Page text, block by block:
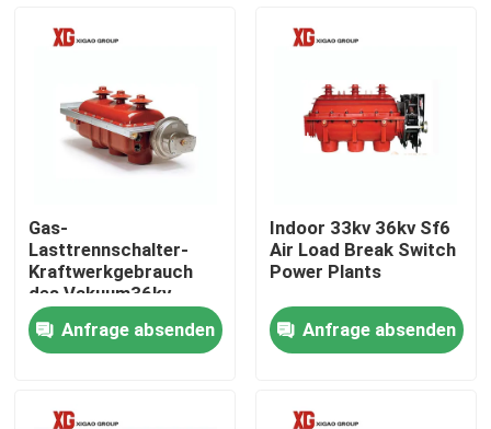
Über uns
Qualitätskontrolle
Treten Sie mit uns in Verbindung
Gas-
Lasttrennschalter-
Kraftwerkgebrauch
des Vakuum36kv
40.5kV Sf6
Anfrage absenden
Indoor 33kv 36kv Sf6
Air Load Break Switch
Power Plants
Anfrage absenden